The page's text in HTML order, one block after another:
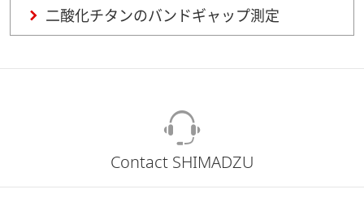
二酸化チタンのバンドギャップ測定
Contact SHIMADZU